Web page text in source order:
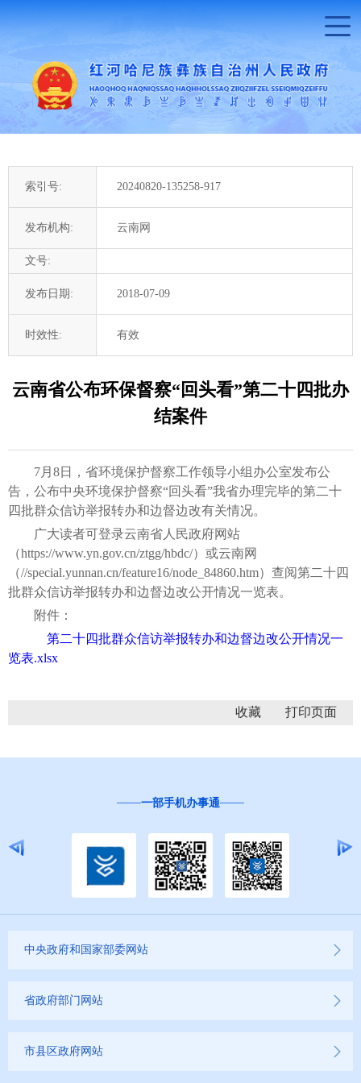
索引号: 20240820-135258-917
发布机构: 云南网
文号:
发布日期: 2018-07-09
时效性: 有效
云南省公布环保督察“回头看”第二十四批办
结案件
7月8日，省环境保护督察工作领导小组办公室发布公
告，公布中央环境保护督察“回头看”我省办理完毕的第二十
四批群众信访举报转办和边督边改有关情况。
广大读者可登录云南省人民政府网站
（https://www.yn.gov.cn/ztgg/hbdc/）或云南网
（//special.yunnan.cn/feature16/node_84860.htm）查阅第二十四
批群众信访举报转办和边督边改公开情况一览表。
附件：
第二十四批群众信访举报转办和边督边改公开情况一
览表.xlsx
收藏
一部手机办事通
中央政府和国家部委网站
省政府部门网站
市县区政府网站